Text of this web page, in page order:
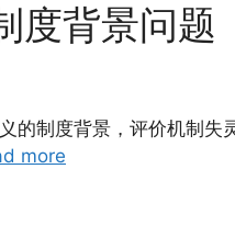
度背景问题
的制度背景，评价机制失
more